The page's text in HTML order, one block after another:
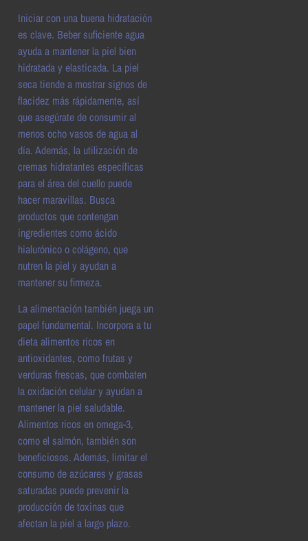
Iniciar con una buena hidratación
es clave. Beber suficiente agua
ayuda a mantener la piel bien
hidratada y elasticada. La piel
seca tiende a mostrar signos de
flacidez más rápidamente, así
que asegúrate de consumir al
menos ocho vasos de agua al
día. Además, la utilización de
cremas hidratantes específicas
para el área del cuello puede
hacer maravillas. Busca
productos que contengan
ingredientes como ácido
hialurónico o colágeno, que
nutren la piel y ayudan a
mantener su firmeza.
La alimentación también juega un
papel fundamental. Incorpora a tu
dieta alimentos ricos en
antioxidantes, como frutas y
verduras frescas, que combaten
la oxidación celular y ayudan a
mantener la piel saludable.
Alimentos ricos en omega-3,
como el salmón, también son
beneficiosos. Además, limitar el
consumo de azúcares y grasas
saturadas puede prevenir la
producción de toxinas que
afectan la piel a largo plazo.